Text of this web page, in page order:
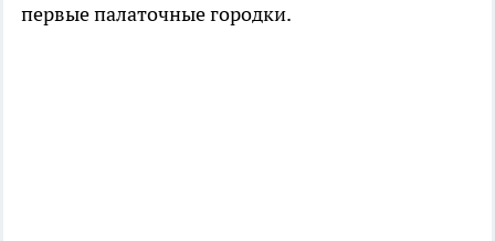
первые палаточные городки.